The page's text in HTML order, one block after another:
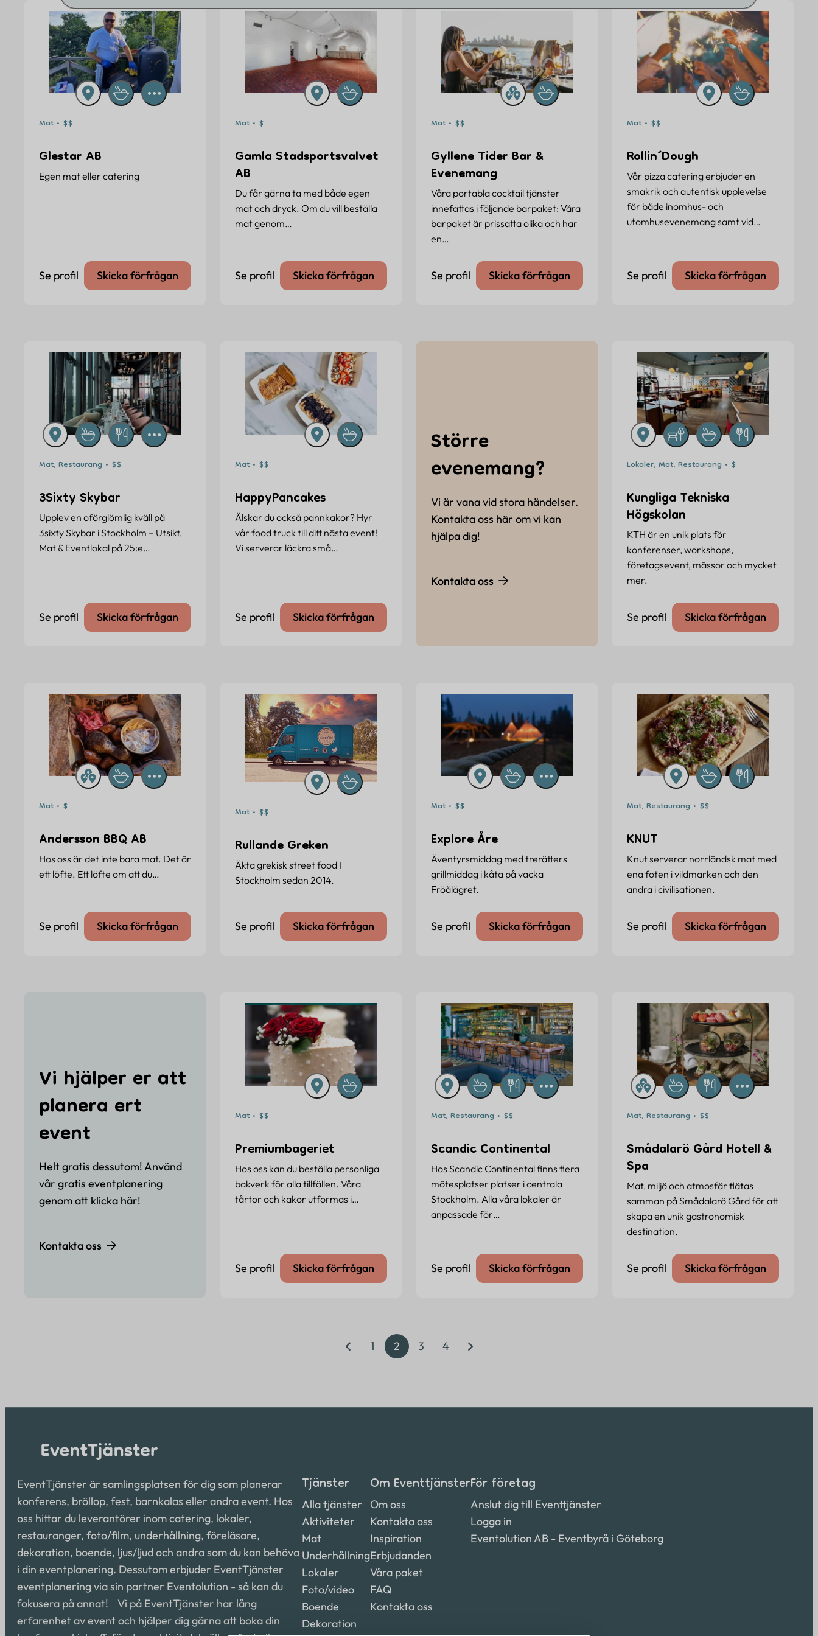
Mat • $$
Glestar AB
Egen mat eller catering
Se profil Skicka förfrågan
Mat • $
Gamla Stadsportsvalvet
AB
Du får gärna ta med både egen
mat och dryck. Om du vill beställa
mat genom…
Se profil Skicka förfrågan
Mat • $$
Gyllene Tider Bar &
Evenemang
Våra portabla cocktail tjänster
innefattas i följande barpaket: Våra
barpaket är prissatta olika och har
en…
Se profil Skicka förfrågan
Mat • $$
Rollin´Dough
Vår pizza catering erbjuder en
smakrik och autentisk upplevelse
för både inomhus- och
utomhusevenemang samt vid…
Se profil Skicka förfrågan
Mat, Restaurang • $$
3Sixty Skybar
Upplev en oförglömlig kväll på
3sixty Skybar i Stockholm – Utsikt,
Mat & Eventlokal på 25:e…
Se profil Skicka förfrågan
Mat • $$
HappyPancakes
Älskar du också pannkakor? Hyr
vår food truck till ditt nästa event!
Vi serverar läckra små…
Se profil Skicka förfrågan
Större
evenemang?
Vi är vana vid stora händelser.
Kontakta oss här om vi kan
hjälpa dig!
Kontakta oss
Lokaler, Mat, Restaurang • $
Kungliga Tekniska
Högskolan
KTH är en unik plats för
konferenser, workshops,
företagsevent, mässor och mycket
mer.
Se profil Skicka förfrågan
Mat • $
Andersson BBQ AB
Hos oss är det inte bara mat. Det är
ett löfte. Ett löfte om att du…
Se profil Skicka förfrågan
Mat • $$
Rullande Greken
Äkta grekisk street food I
Stockholm sedan 2014.
Se profil Skicka förfrågan
Mat • $$
Explore Åre
Äventyrsmiddag med trerätters
grillmiddag i kåta på vacka
Fröålägret.
Se profil Skicka förfrågan
Mat, Restaurang • $$
KNUT
Knut serverar norrländsk mat med
ena foten i vildmarken och den
andra i civilisationen.
Se profil Skicka förfrågan
Vi hjälper er att
planera ert
event
Helt gratis dessutom! Använd
vår gratis eventplanering
genom att klicka här!
Kontakta oss
Mat • $$
Premiumbageriet
Hos oss kan du beställa personliga
bakverk för alla tillfällen. Våra
tårtor och kakor utformas i…
Se profil Skicka förfrågan
Mat, Restaurang • $$
Scandic Continental
Hos Scandic Continental finns flera
mötesplatser platser i centrala
Stockholm. Alla våra lokaler är
anpassade för…
Se profil Skicka förfrågan
Mat, Restaurang • $$
Smådalarö Gård Hotell &
Spa
Mat, miljö och atmosfär flätas
samman på Smådalarö Gård för att
skapa en unik gastronomisk
destination.
Se profil Skicka förfrågan
1 2 3 4
EventTjänster är samlingsplatsen för dig som planerar
konferens, bröllop, fest, barnkalas eller andra event. Hos
oss hittar du leverantörer inom catering, lokaler,
restauranger, foto/film, underhållning, föreläsare,
dekoration, boende, ljus/ljud och andra som du kan behöva
i din eventplanering. Dessutom erbjuder EventTjänster
eventplanering via sin partner Eventolution - så kan du
fokusera på annat! Vi på EventTjänster har lång
erfarenhet av event och hjälper dig gärna att boka din
Tjänster
Alla tjänster
Aktiviteter
Mat
Underhållning
Lokaler
Foto/video
Boende
Dekoration
Om Eventtjänster
Om oss
Kontakta oss
Inspiration
Erbjudanden
Våra paket
FAQ
Kontakta oss
För företag
Anslut dig till Eventtjänster
Logga in
Eventolution AB - Eventbyrå i Göteborg